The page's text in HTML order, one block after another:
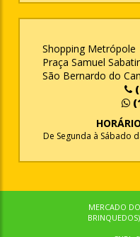
Shopping Metrópole
Praça Samuel
São Bernardo do
De Segunda à Sábado
MERCADO